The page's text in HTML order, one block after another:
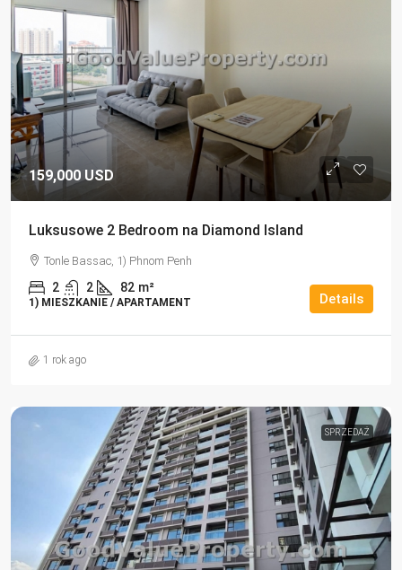
159,000 USD
Luksusowe 2 Bedroom na Diamond Island
Tonle Bassac, 1) Phnom Penh
2 2 82 m²
1) MIESZKANIE / APARTAMENT Details
1 rok ago
SPRZEDAŻ